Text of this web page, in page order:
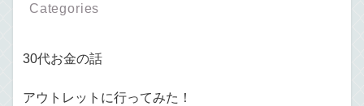
Categories
30代お金の話
アウトレットに行ってみた！